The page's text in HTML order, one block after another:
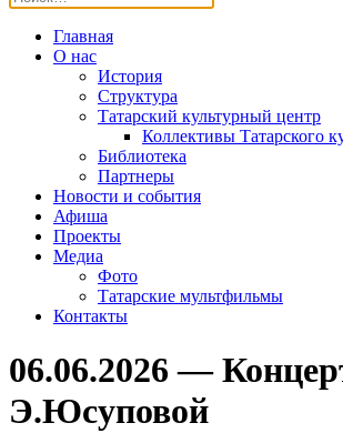
Главная
О нас
История
Структура
Татарский культурный центр
Коллективы Татарского
Библиотека
Партнеры
Новости и события
Афиша
Проекты
Медиа
Фото
Татарские мультфильмы
Контакты
06.06.2026 —
Э.Юсуповой